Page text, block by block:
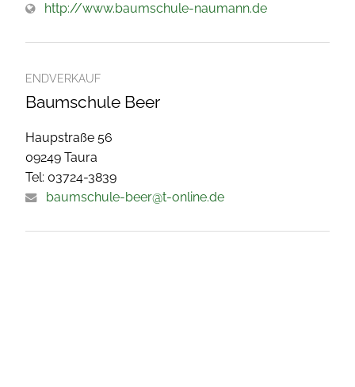
http://www.baumschule-naumann.de
ENDVERKAUF
Baumschule Beer
Haupstraße 56
09249 Taura
Tel: 03724-3839
baumschule-beer@t-online.de